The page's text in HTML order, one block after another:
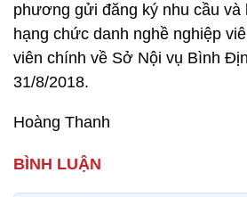
phương gửi đăng ký nhu cầu và
hạng chức danh nghề nghiệp
viên chính về Sở Nội vụ Bình
31/8/2018.
Hoàng Thanh